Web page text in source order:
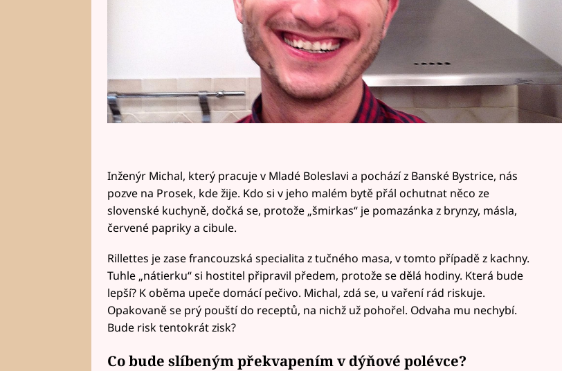
Inženýr Michal, který pracuje v Mladé Boleslavi a pochází z Banské Bystrice, nás
pozve na Prosek, kde žije. Kdo si v jeho malém bytě přál ochutnat něco ze
slovenské kuchyně, dočká se, protože „šmirkas“ je pomazánka z brynzy, másla,
červené papriky a cibule.
Rillettes je zase francouzská specialita z tučného masa, v tomto případě z kachny.
Tuhle „nátierku“ si hostitel připravil předem, protože se dělá hodiny. Která bude
lepší? K oběma upeče domácí pečivo. Michal, zdá se, u vaření rád riskuje.
Opakovaně se prý pouští do receptů, na nichž už pohořel. Odvaha mu nechybí.
Bude risk tentokrát zisk?
Co bude slíbeným překvapením v dýňové polévce?